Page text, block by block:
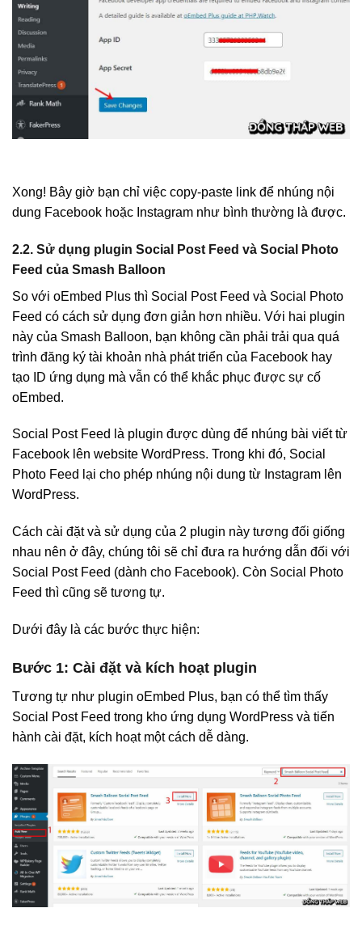
Xong! Bây giờ bạn chỉ việc copy-paste link để nhúng nội
dung Facebook hoặc Instagram như bình thường là được.
2.2. Sử dụng plugin Social Post Feed và Social Photo
Feed của Smash Balloon
So với oEmbed Plus thì Social Post Feed và Social Photo
Feed có cách sử dụng đơn giản hơn nhiều. Với hai plugin
này của Smash Balloon, bạn không cần phải trải qua quá
trình đăng ký tài khoản nhà phát triển của Facebook hay
tạo ID ứng dụng mà vẫn có thể khắc phục được sự cố
oEmbed.
Social Post Feed là plugin được dùng để nhúng bài viết từ
Facebook lên website WordPress. Trong khi đó, Social
Photo Feed lại cho phép nhúng nội dung từ Instagram lên
WordPress.
Cách cài đặt và sử dụng của 2 plugin này tương đối giống
nhau nên ở đây, chúng tôi sẽ chỉ đưa ra hướng dẫn đối với
Social Post Feed (dành cho Facebook). Còn Social Photo
Feed thì cũng sẽ tương tự.
Dưới đây là các bước thực hiện:
Bước 1: Cài đặt và kích hoạt plugin
Tương tự như plugin oEmbed Plus, bạn có thể tìm thấy
Social Post Feed trong kho ứng dụng WordPress và tiến
hành cài đặt, kích hoạt một cách dễ dàng.